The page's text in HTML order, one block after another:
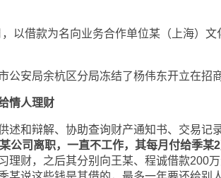
借款为名向业务合作单位某（上海）文
安局余杭区分局冻结了杨伟东开立在招商
情人理财
和辩解、协助查询财产通知书、交易记录
公司离职，一直不工作，其每月付给季某
理财，之后其分别向王某、程诚借款200